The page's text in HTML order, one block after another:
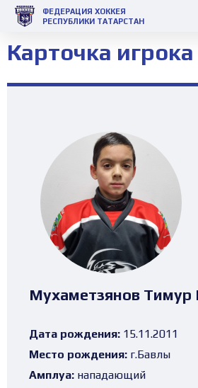
ФЕДЕРАЦИЯ ХОККЕЯ
РЕСПУБЛИКИ ТАТАРСТАН
Карточка
Мухаметзянов Тимур
Дата рождения: 15.11.2011
Место рождения: г.Бавлы
Амплуа: нападающий